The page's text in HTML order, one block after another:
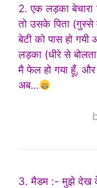
2. एक लड़का
तो उसके पिता (गुस्से
बेटी को पास हो
लड़का (धीरे से
मै फेल हो गया हूँ,
अब…
3. मैडम :- मुझे देख के